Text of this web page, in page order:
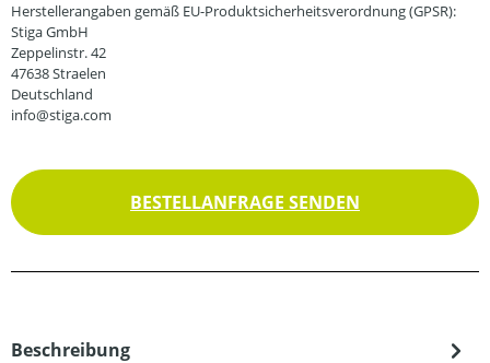
Herstellerangaben gemäß EU-Produktsicherheitsverordnung (GPSR):
Stiga GmbH
Zeppelinstr. 42
47638 Straelen
Deutschland
info@stiga.com
BESTELLANFRAGE SENDEN
Beschreibung